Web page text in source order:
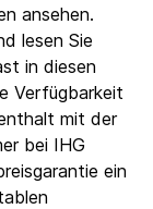
ansehen.
lesen Sie
in diesen
Verfügbarkeit
mit der
bei IHG
ein